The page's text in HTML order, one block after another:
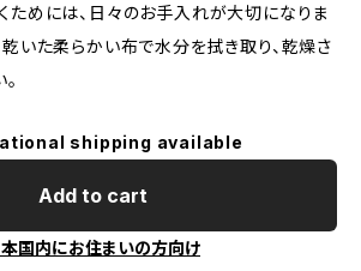
ためには、日々のお手入れが大切になりま
乾いた柔らかい布で水分を拭き取り、乾燥さ
shipping available
Add to cart
国内にお住まいの方向け